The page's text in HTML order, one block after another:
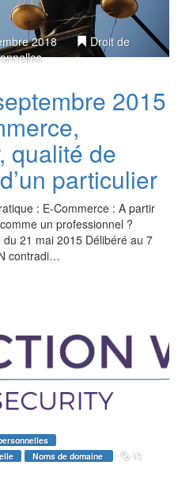
2018
Droit de
2015
qualité de
particulier
: E-Commerce : A partir
un professionnel ?
du 21 mai 2015 Délibéré au 7
contradi…
Noms de domaine
13